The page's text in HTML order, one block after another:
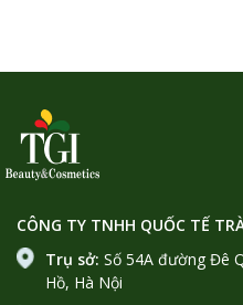
CÔNG TY TNHH QUỐC TẾ
Trụ sở: Số 54A đường Đê
Hồ, Hà Nội